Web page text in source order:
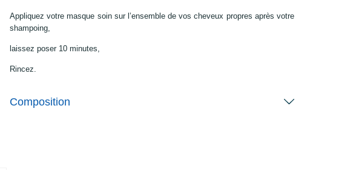
Appliquez votre masque soin sur l’ensemble de vos cheveux propres après votre
shampoing,
laissez poser 10 minutes,
Rincez.
Composition